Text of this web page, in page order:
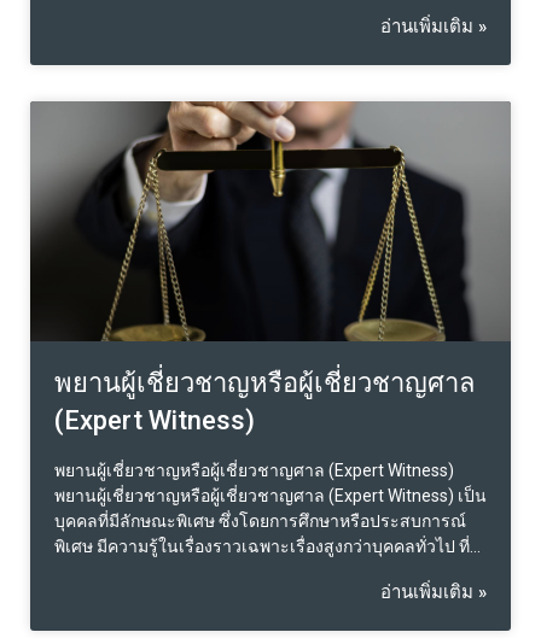
ของประเทศสมาชิก ทั้งยังช่วยดึงดูดนักลงทุนต่างชาติให้เข้า
ประกอบด้วย 10 ประเทศได้แก่ บรูไน สิงคโปร์ มาเลเซีย
ฟิลิปปินส์ อินโดนีเซีย กัมพูชา ลาว พม่า เวียดนาม และไทย
การลงทุนของไทยไปยังกลุ่มประเทศเพื่อนบ้าน CLMV ในช่วง
2 ปีที่ผ่านมา คิดเป็น 27.8% ของการลงทุนในกลุ่มอาเซียน
โดยมีสัดส่วนการลงทุนไปยังประเทศเวียดนาม 38.2%
สปป.ลาว 23.7% กัมพูชา 21.1% และ เมียนมาร์ 17.0%
สำหรับภาคธุรกิจที่เข้าไปลงทุนจะแตกต่างกันไปตามแต่ละ
ประเทศ ไทย – มีโครงการพัฒนาระเบียงเศรษฐกิจภาคตะวัน
ออก หรือ EEC เพื่อดึงดูดเงินลงทุนจากต่างชาติ โดยมีพื้นที่
ชายฝั่งทะเลภาคตะวันออกเชื่อมต่อกับประเทศเพื่อนบ้าน
และเส้นทางการค้า การขนส่งที่สะดวก เหมาะสำหรับการ
ลงทุนด้าน
อ่านเพิ่มเติม »
พยานผู้เชี่ยวชาญหรือผู้เชี่ยวชาญศาล
(Expert Witness)
พยานผู้เชี่ยวชาญหรือผู้เชี่ยวชาญศาล (Expert Witness)
พยานผู้เชี่ยวชาญหรือผู้เชี่ยวชาญศาล (Expert Witness) เป็น
บุคคลที่มีลักษณะพิเศษ ซึ่งโดยการศึกษาหรือประสบการณ์
พิเศษ มีความรู้ในเรื่องราวเฉพาะเรื่องสูงกว่าบุคคลทั่วไป ที่
เห็นอันแน่นอนแม่นยำหรือใช้เหตุผลที่เป็นพื้นฐานในการ
อ่านเพิ่มเติม »